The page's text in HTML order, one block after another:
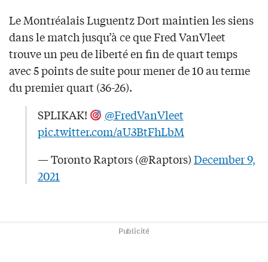
Le Montréalais Luguentz Dort maintien les siens
dans le match jusqu’à ce que Fred VanVleet
trouve un peu de liberté en fin de quart temps
avec 5 points de suite pour mener de 10 au terme
du premier quart (36-26).
SPLIKAK!
@FredVanVleet
pic.twitter.com/aU3BtFhLbM
— Toronto Raptors (@Raptors)December 9,
2021
Publicité